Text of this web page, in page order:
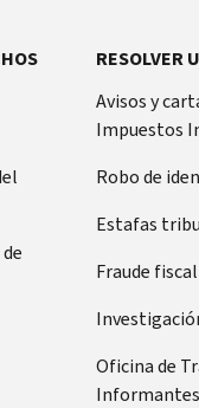
RESOLVER
Avisos y
Impuestos
Robo de
Estafas
Fraude fiscal
Oficina de
Informantes